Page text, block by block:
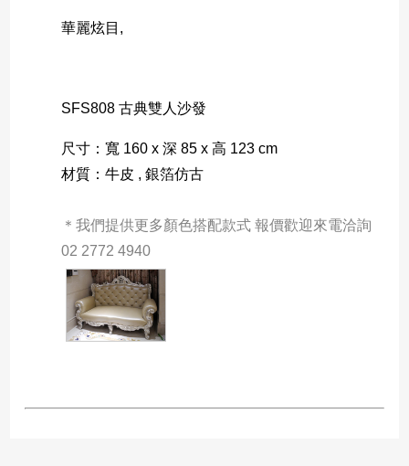
華麗炫目,
SFS808 古典雙人沙發
尺寸：寬 160 x 深 85 x 高 123 cm
材質：牛皮 , 銀箔仿古
＊我們提供更多顏色搭配款式 報價歡迎來電洽詢
02 2772 4940